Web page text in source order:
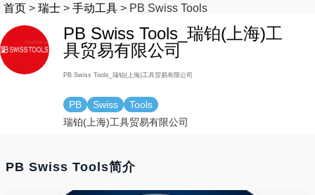
首页 > 瑞士 > 手动工具 > PB Swiss Tools
PB Swiss Tools_瑞铂(上海)工
具贸易有限公司
PB Swiss Tools_瑞铂(上海)工具贸易有限公司
PB Swiss
Tools
瑞铂(上海)工具贸易有限公司
PB Swiss Tools简介